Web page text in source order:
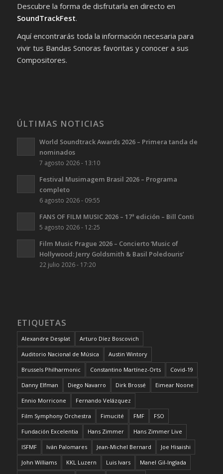
Descubre la forma de disfrutarla en directo en
SoundTrackFest.
Aquí encontrarás toda la información necesaria para
vivir tus Bandas Sonoras favoritas y conocer a sus
Compositores.
ÚLTIMAS NOTICIAS
World Soundtrack Awards 2026 – Primera tanda de
nominados
7 agosto 2026 - 13:10
Festival Musimagem Brasil 2026 – Programa
completo
6 agosto 2026 - 09:55
FANS OF FILM MUSIC 2026 – 17ª edición – Bill Conti
5 agosto 2026 - 12:25
Film Music Prague 2026 – Concierto ‘Music of
Hollywood: Jerry Goldsmith & Basil Poledouris’
22 julio 2026 - 17:20
ETIQUETAS
Alexandre Desplat Arturo Díez Boscovich
Auditorio Nacional de Música Austin Wintory
Brussels Philharmonic Constantino Martínez-Orts Covid-19
Danny Elfman Diego Navarro Dirk Brossé Eimear Noone
Ennio Morricone Fernando Velázquez
Film Symphony Orchestra Fimucité FMF FSO
Fundación Excelentia Hans Zimmer Hans Zimmer Live
ISFMF Iván Palomares Jean-Michel Bernard Joe Hisaishi
John Williams KKL Luzern Luis Ivars Manel Gil-Inglada